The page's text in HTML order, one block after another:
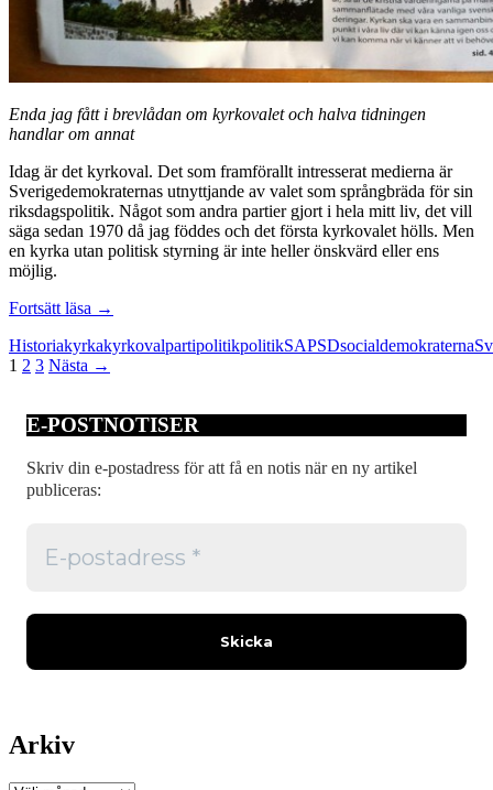
Enda jag fått i brevlådan om kyrkovalet och halva tidningen
handlar om annat
Idag är det kyrkoval. Det som framförallt intresserat medierna är
Sverigedemokraternas utnyttjande av valet som språngbräda för sin
riksdagspolitik. Något som andra partier gjort i hela mitt liv, det vill
säga sedan 1970 då jag föddes och det första kyrkovalet hölls. Men
en kyrka utan politisk styrning är inte heller önskvärd eller ens
möjlig.
Fortsätt läsa Politisk
utan
parti
→
HistoriakyrkakyrkovalpartipolitikpolitikSAPSDsocialdemokraterna
Inläggsnavigering
1 2 3 Nästa →
E-POSTNOTISER
Skriv din e-postadress för att få en notis när en ny artikel
publiceras:
Arkiv